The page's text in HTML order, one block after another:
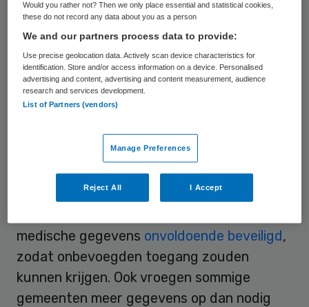
en Landsmeer naar de verwerking van
medische persoonsgegevens. Het betrof
hier informatie van mensen met een
lichamelijke of psychische beperking die
ondersteuning vragen bij de gemeente. Op
grond van de Wmo kunnen zij bijvoorbeeld
een rolstoel of thuiszorg aanvragen.
Beveiliging
medische gegevens onvoldoende beveiligd,
zodat onbevoegden toegang zouden
kunnen krijgen. Ook vroegen sommige
gemeenten meer gegevens op dan nodig
Would you rather not? Then we only place essential and statistical cookies,
these do not record any data about you as a person
We and our partners process data to provide:
Use precise geolocation data. Actively scan device characteristics for
identification. Store and/or access information on a device. Personalised
advertising and content, advertising and content measurement, audience
research and services development.
List of Partners (vendors)
Manage Preferences
Reject All I Accept